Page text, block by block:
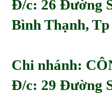
Đ/c: 26 Đường
Bình Thạnh,
Chi nhánh:
Đ/c: 29 Đường